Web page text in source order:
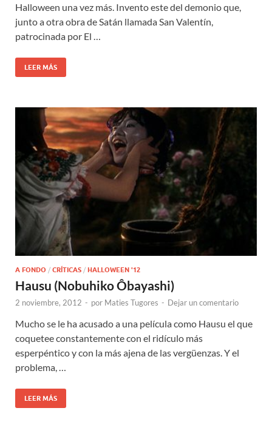
Halloween una vez más. Invento este del demonio que,
junto a otra obra de Satán llamada San Valentín,
patrocinada por El …
LEER MÁS
A FONDO / CRÍTICAS / HALLOWEEN '12
Hausu (Nobuhiko Ôbayashi)
2 noviembre, 2012 - por Maties Tugores - Dejar un comentario
Mucho se le ha acusado a una película como Hausu el que
coquetee constantemente con el ridículo más
esperpéntico y con la más ajena de las vergüenzas. Y el
problema, …
LEER MÁS